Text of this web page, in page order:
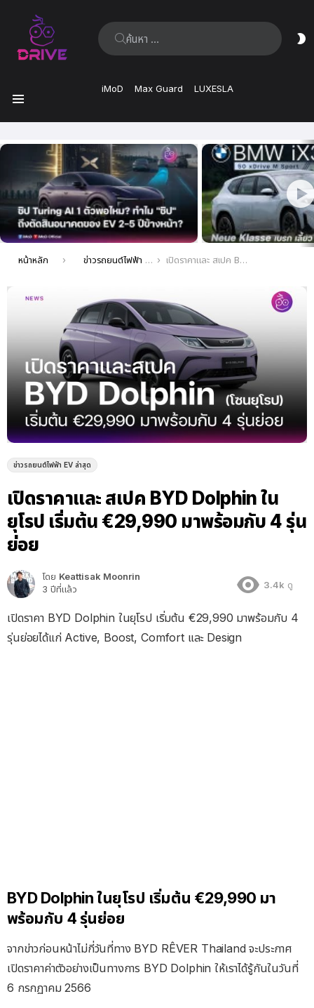
ค้นหา:
iMoD Max Guard LUXESLA
ล่าสุด
คุณอยู่ที่นี่:
หน้าหลัก ข่าวรถยนต์ไฟฟ้า EV ล่าสุด เปิดราคาและ สเปค BYD Dolphin ในยุโรป เริ่มต้น €29,990 มาพร้อมกับ 4 รุ่นย่อย
ข่าวรถยนต์ไฟฟ้า EV ล่าสุด
เปิดราคาและ สเปค BYD Dolphin ใน
ยุโรป เริ่มต้น €29,990 มาพร้อมกับ 4 รุ่น
ย่อย
โดย Keattisak Moonrin
3 ปีที่แล้ว
3.4k ดู
เปิดราคา BYD Dolphin ในยุโรป เริ่มต้น €29,990 มาพร้อมกับ 4
รุ่นย่อยได้แก่ Active, Boost, Comfort และ Design
BYD Dolphin ในยุโรป เริ่มต้น €29,990 มา
พร้อมกับ 4 รุ่นย่อย
จากข่าวก่อนหน้าไม่กี่วันที่ทาง BYD RÊVER Thailand จะประกาศ
เปิดราคาค่าตัวอย่างเป็นทางการ BYD Dolphin ให้เราได้รู้กันในวันที่
6 กรกฏาคม 2566